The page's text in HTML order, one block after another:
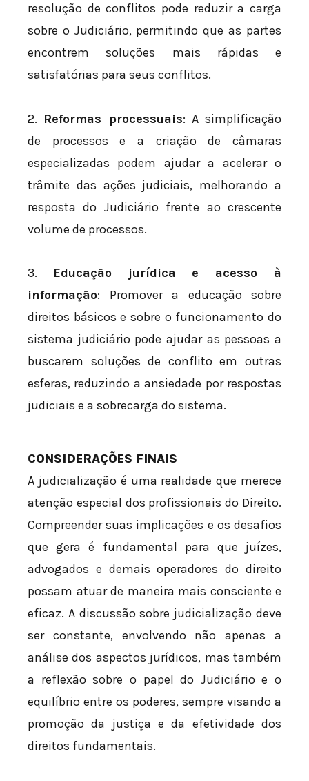
resolução de conflitos pode reduzir a carga
sobre o Judiciário, permitindo que as partes
encontrem soluções mais rápidas e
satisfatórias para seus conflitos.
2. Reformas processuais: A simplificação
de processos e a criação de câmaras
especializadas podem ajudar a acelerar o
trâmite das ações judiciais, melhorando a
resposta do Judiciário frente ao crescente
volume de processos.
3. Educação jurídica e acesso à
informação: Promover a educação sobre
direitos básicos e sobre o funcionamento do
sistema judiciário pode ajudar as pessoas a
buscarem soluções de conflito em outras
esferas, reduzindo a ansiedade por respostas
judiciais e a sobrecarga do sistema.
CONSIDERAÇÕES FINAIS
A judicialização é uma realidade que merece
atenção especial dos profissionais do Direito.
Compreender suas implicações e os desafios
que gera é fundamental para que juízes,
advogados e demais operadores do direito
possam atuar de maneira mais consciente e
eficaz. A discussão sobre judicialização deve
ser constante, envolvendo não apenas a
análise dos aspectos jurídicos, mas também
a reflexão sobre o papel do Judiciário e o
equilíbrio entre os poderes, sempre visando a
promoção da justiça e da efetividade dos
direitos fundamentais.